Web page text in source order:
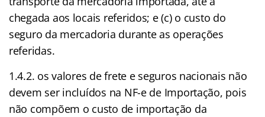
chegada aos locais referidos; e (c) o custo do
seguro da mercadoria durante as operações
referidas.
1.4.2. os valores de frete e seguros nacionais não
devem ser incluídos na NF-e de Importação, pois
não compõem o custo de importação da